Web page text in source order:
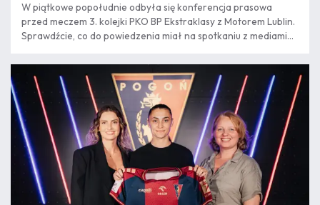
W piątkowe popołudnie odbyła się konferencja prasowa
przed meczem 3. kolejki PKO BP Ekstraklasy z Motorem Lublin.
Sprawdźcie, co do powiedzenia miał na spotkaniu z mediami
07.08
16:30